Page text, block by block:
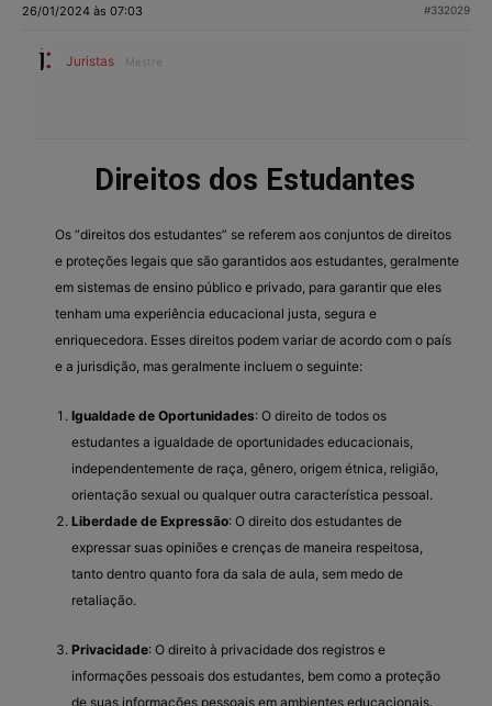
26/01/2024 às 07:03 #332029
Juristas Mestre
Direitos dos Estudantes
Os “direitos dos estudantes” se referem aos conjuntos de direitos
e proteções legais que são garantidos aos estudantes, geralmente
em sistemas de ensino público e privado, para garantir que eles
tenham uma experiência educacional justa, segura e
enriquecedora. Esses direitos podem variar de acordo com o país
e a jurisdição, mas geralmente incluem o seguinte:
Igualdade de Oportunidades: O direito de todos os
estudantes a igualdade de oportunidades educacionais,
independentemente de raça, gênero, origem étnica, religião,
orientação sexual ou qualquer outra característica pessoal.
Liberdade de Expressão: O direito dos estudantes de
expressar suas opiniões e crenças de maneira respeitosa,
tanto dentro quanto fora da sala de aula, sem medo de
retaliação.
Privacidade: O direito à privacidade dos registros e
informações pessoais dos estudantes, bem como a proteção
de suas informações pessoais em ambientes educacionais.